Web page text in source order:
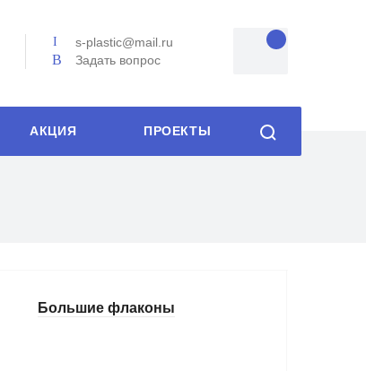
s-plastic@mail.ru
Задать вопрос
АКЦИЯ ПРОЕКТЫ
Большие флаконы